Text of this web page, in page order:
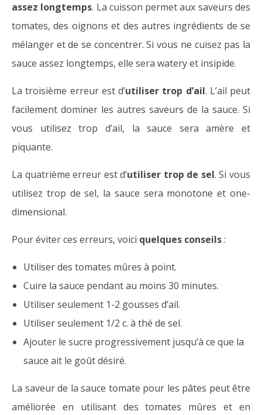
assez longtemps. La cuisson permet aux saveurs des
tomates, des oignons et des autres ingrédients de se
mélanger et de se concentrer. Si vous ne cuisez pas la
sauce assez longtemps, elle sera watery et insipide.
La troisième erreur est d’utiliser trop d’ail. L’ail peut
facilement dominer les autres saveurs de la sauce. Si
vous utilisez trop d’ail, la sauce sera amère et
piquante.
La quatrième erreur est d’utiliser trop de sel. Si vous
utilisez trop de sel, la sauce sera monotone et one-
dimensional.
Pour éviter ces erreurs, voici quelques conseils:
Utiliser des tomates mûres à point.
Cuire la sauce pendant au moins 30 minutes.
Utiliser seulement 1-2 gousses d’ail.
Utiliser seulement 1/2 c. à thé de sel.
Ajouter le sucre progressivement jusqu’à ce que la
sauce ait le goût désiré.
La saveur de la sauce tomate pour les pâtes peut être
améliorée en utilisant des tomates mûres et en